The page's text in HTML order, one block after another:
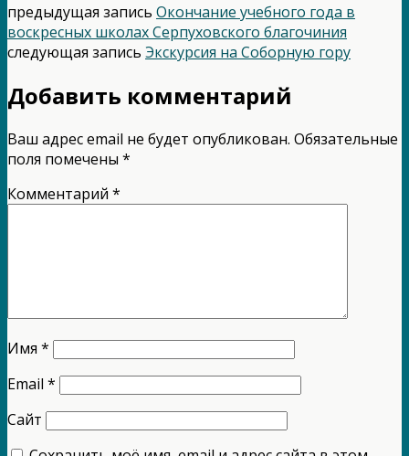
предыдущая запись Окончание учебного года в
воскресных школах Серпуховского благочиния
следующая запись Экскурсия на Соборную гору
Добавить комментарий
Ваш адрес email не будет опубликован. Обязательные
поля помечены *
Комментарий *
Имя *
Email *
Сайт